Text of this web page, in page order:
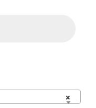
×